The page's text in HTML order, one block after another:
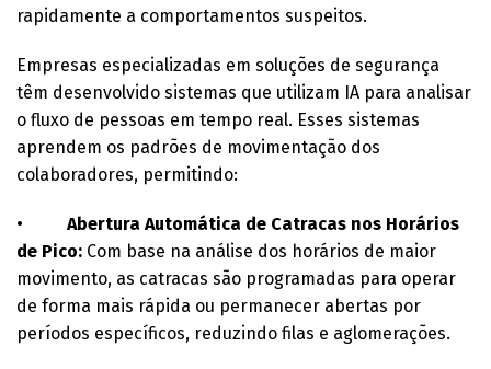
rapidamente a comportamentos suspeitos.
Empresas especializadas em soluções de segurança
têm desenvolvido sistemas que utilizam IA para analisar
o fluxo de pessoas em tempo real. Esses sistemas
aprendem os padrões de movimentação dos
colaboradores, permitindo:
• Abertura Automática de Catracas nos Horários
de Pico: Com base na análise dos horários de maior
movimento, as catracas são programadas para operar
de forma mais rápida ou permanecer abertas por
períodos específicos, reduzindo filas e aglomerações.